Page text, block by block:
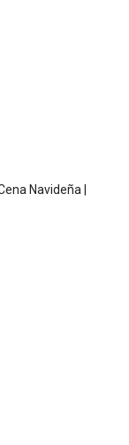
Navideña |